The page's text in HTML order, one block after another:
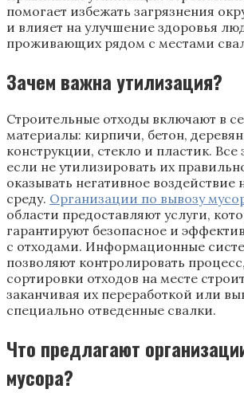
помогает избежать загрязнения
и влияет на улучшение здоровья
проживающих рядом с местами
Зачем важна утилизация?
Строительные отходы включают в
материалы: кирпичи, бетон,
конструкции, стекло и пластик. Все
если не утилизировать их
оказывать негативное
среду. Организации по вывозу
области предоставляют услуги,
гарантируют безопасное и
с отходами. Информационные
позволяют контролировать
сортировки отходов на месте
заканчивая их переработкой или
специально отведенные свалки.
Что предлагают
мусора?